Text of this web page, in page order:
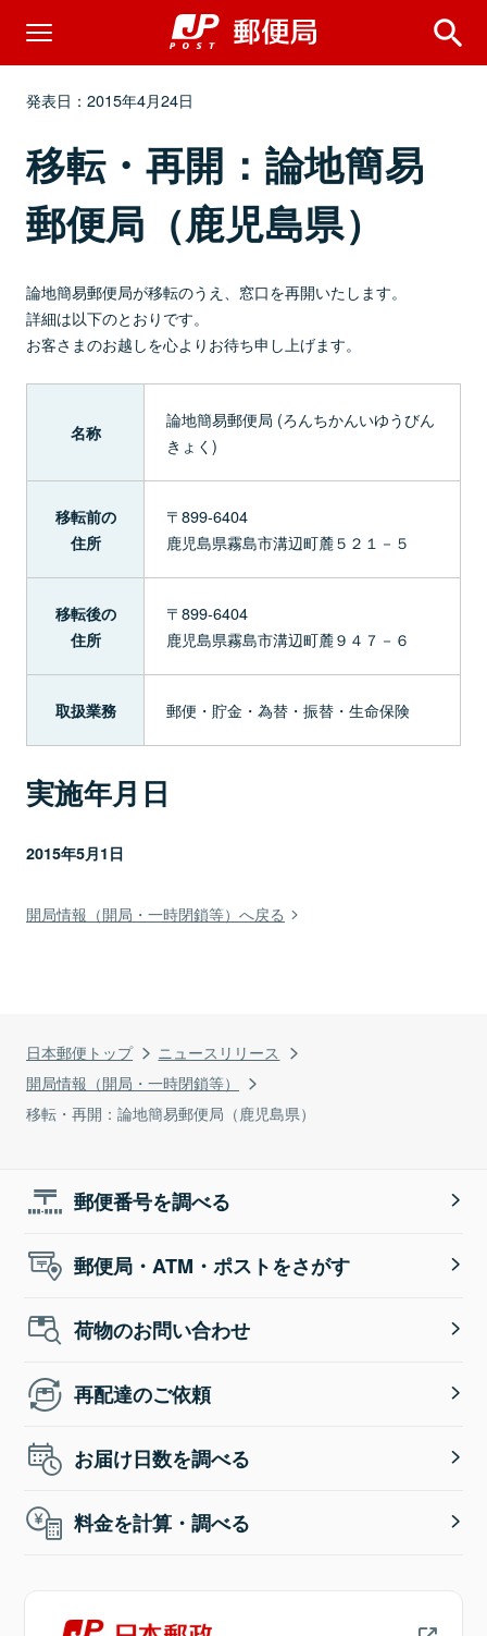
日本郵便トップ
ニュースリリース
開局情報（開局・一時閉鎖等）
移転・再開：論地簡易郵便局（鹿児島県）
発表日：2015年4月24日
移転・再開：論地簡易
郵便局（鹿児島県）
論地簡易郵便局が移転のうえ、窓口を再開いたします。
詳細は以下のとおりです。
お客さまのお越しを心よりお待ち申し上げます。
名称
論地簡易郵便局 (ろんちかんいゆうびん
きょく)
移転前の
住所
〒899-6404
鹿児島県霧島市溝辺町麓５２１－５
移転後の
住所
〒899-6404
鹿児島県霧島市溝辺町麓９４７－６
取扱業務 郵便・貯金・為替・振替・生命保険
実施年月日
2015年5月1日
開局情報（開局・一時閉鎖等）へ戻る
郵便番号を調べる
郵便局・ATM・ポストをさがす
荷物のお問い合わせ
再配達のご依頼
お届け日数を調べる
料金を計算・調べる